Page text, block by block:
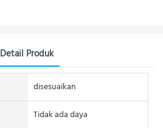
Detail Produk
disesuaikan
Tidak ada daya